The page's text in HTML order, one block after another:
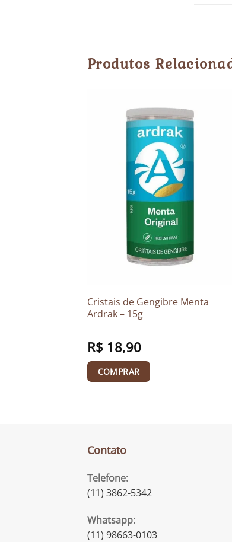
Produtos
Cristais de Gengibre Menta
Ardrak – 15g
R$18,90
COMPRAR
R$ 134,50.
Contato
Telefone:
(11) 3862-5342
Whatsapp:
(11) 98663-0103